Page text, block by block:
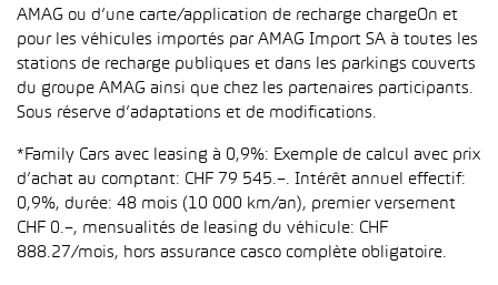
AMAG ou d’une carte/application de recharge chargeOn et
pour les véhicules importés par AMAG Import SA à toutes les
stations de recharge publiques et dans les parkings couverts
du groupe AMAG ainsi que chez les partenaires participants.
Sous réserve d’adaptations et de modifications.
*Family Cars avec leasing à 0,9%: Exemple de calcul avec prix
d’achat au comptant: CHF 79 545.–. Intérêt annuel effectif:
0,9%, durée: 48 mois (10 000 km/an), premier versement
CHF 0.–, mensualités de leasing du véhicule: CHF
888.27/mois, hors assurance casco complète obligatoire.